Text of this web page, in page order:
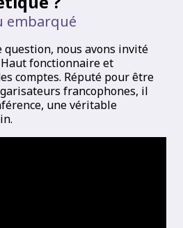
embarqué
question, nous avons invité
fonctionnaire et
comptes. Réputé pour être
francophones, il
une véritable